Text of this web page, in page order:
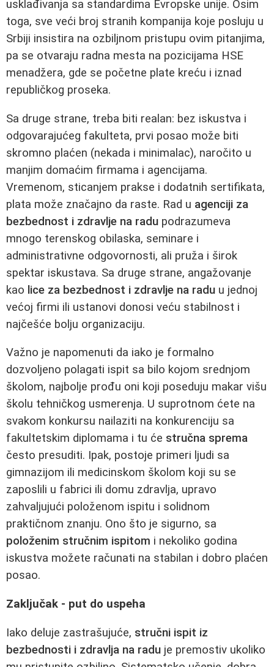
usklađivanja sa standardima Evropske unije. Osim
toga, sve veći broj stranih kompanija koje posluju u
Srbiji insistira na ozbiljnom pristupu ovim pitanjima,
pa se otvaraju radna mesta na pozicijama HSE
menadžera, gde se početne plate kreću i iznad
republičkog proseka.
Sa druge strane, treba biti realan: bez iskustva i
odgovarajućeg fakulteta, prvi posao može biti
skromno plaćen (nekada i minimalac), naročito u
manjim domaćim firmama i agencijama.
Vremenom, sticanjem prakse i dodatnih sertifikata,
plata može značajno da raste. Rad u agenciji za
bezbednost i zdravlje na radu podrazumeva
mnogo terenskog obilaska, seminare i
administrativne odgovornosti, ali pruža i širok
spektar iskustava. Sa druge strane, angažovanje
kao lice za bezbednost i zdravlje na radu u jednoj
većoj firmi ili ustanovi donosi veću stabilnost i
najčešće bolju organizaciju.
Važno je napomenuti da iako je formalno
dozvoljeno polagati ispit sa bilo kojom srednjom
školom, najbolje prođu oni koji poseduju makar višu
školu tehničkog usmerenja. U suprotnom ćete na
svakom konkursu nailaziti na konkurenciju sa
fakultetskim diplomama i tu će stručna sprema
često presuditi. Ipak, postoje primeri ljudi sa
gimnazijom ili medicinskom školom koji su se
zaposlili u fabrici ili domu zdravlja, upravo
zahvaljujući položenom ispitu i solidnom
praktičnom znanju. Ono što je sigurno, sa
položenim stručnim ispitom i nekoliko godina
iskustva možete računati na stabilan i dobro plaćen
posao.
Zaključak - put do uspeha
Iako deluje zastrašujuće, stručni ispit iz
bezbednosti i zdravlja na radu je premostiv ukoliko